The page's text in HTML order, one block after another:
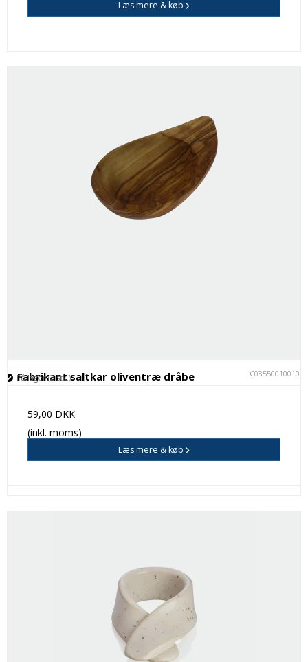
Læs mere & køb
Fabrikant saltkar oliventræ dråbe C035500100100
På lager (2 stk.)
59,00 DKK
(inkl. moms)
Læs mere & køb